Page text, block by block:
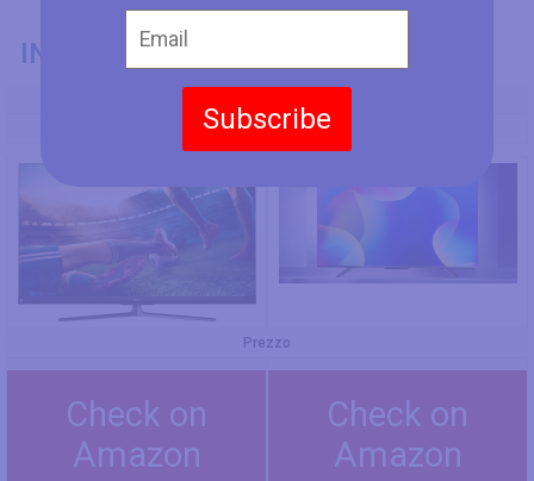
Subscribe
INFORMAZIONI GENERALI
Prezzo
Check on
Amazon
Check on
Amazon